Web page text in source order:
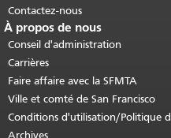
Contactez-nous
À propos de nous
Conseil d'administration
Carrières
Faire affaire avec la SFMTA
Ville et comté de San Francisco
Conditions d'utilisation/Politique
Archives